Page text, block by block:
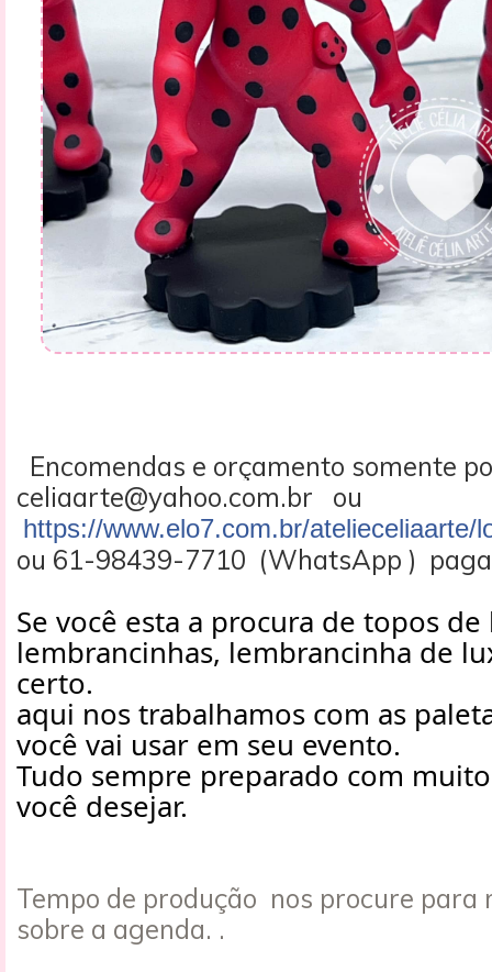
Encomendas e orçamento somente
celiaarte@yahoo.com.br ou
https://www.elo7.com.br/atelieceliaarte/
ou 61-98439-7710 (WhatsApp )
Se você esta a procura de topos
lembrancinhas, lembrancinha de
certo.
aqui nos trabalhamos com as
você vai usar em seu evento.
Tudo sempre preparado com
você desejar.
Tempo de produção nos procure para
sobre a agenda. .